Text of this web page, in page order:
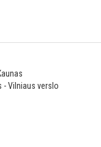
- Vilniaus verslo